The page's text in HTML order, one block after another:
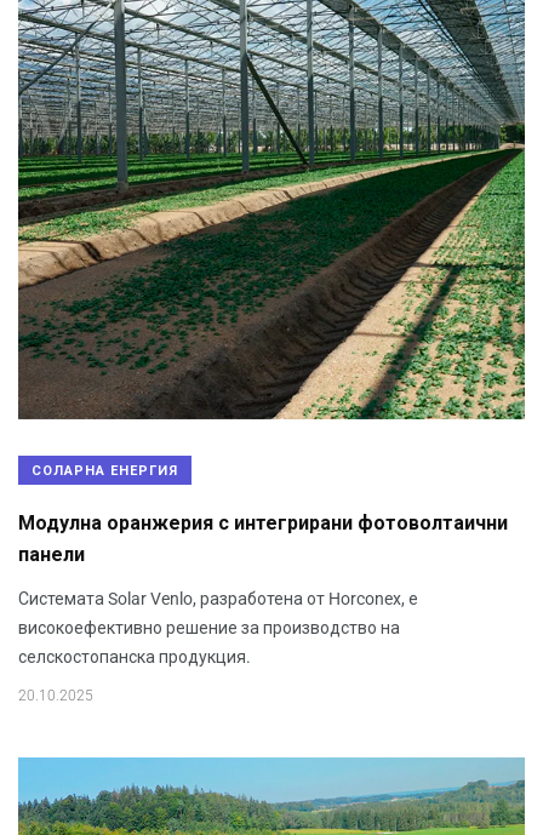
СОЛАРНА ЕНЕРГИЯ
Модулна оранжерия с интегрирани фотоволтаични
панели
Системата Solar Venlo, разработена от Horconex, е
високоефективно решение за производство на
селскостопанска продукция.
20.10.2025